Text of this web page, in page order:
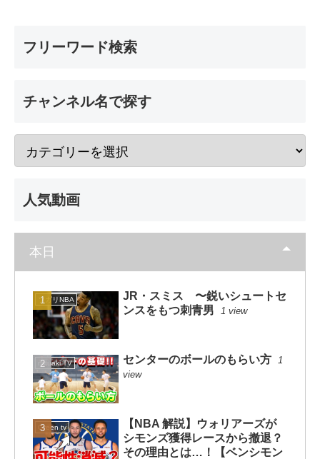
フリーワード検索
チャンネル名で探す
人気動画
本日
ソガリNBA
JR・スミス 〜鋭いシュートセ
ンスをもつ刺青男
1 view
mituaki TV センターのボールのもらい方 1
view
Green tv
【NBA 解説】ウォリアーズが
シモンズ獲得レースから撤退？
その理由とは…！【ベンシモン